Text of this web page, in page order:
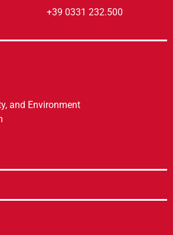
+39 0331 232.500
and Environment